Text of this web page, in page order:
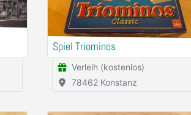
Spiel Triominos
Verleih (kostenlos)
78462 Konstanz